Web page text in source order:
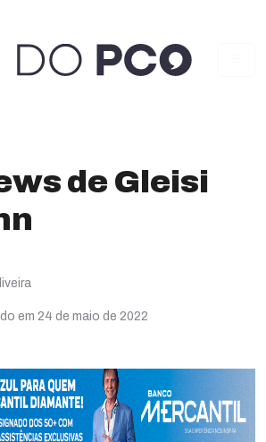
de Gleisi
em 24 de maio de 2022